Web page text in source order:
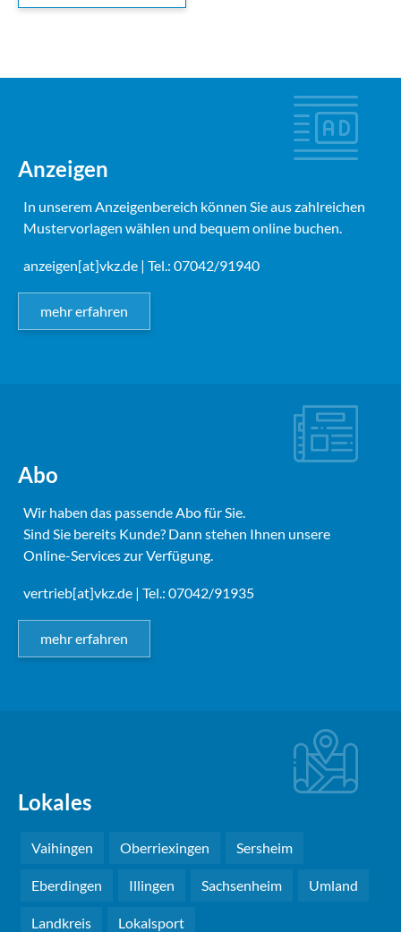
Anzeigen
In unserem Anzeigenbereich können Sie aus zahlreichen
Mustervorlagen wählen und bequem online buchen.
anzeigen[at]vkz.de | Tel.: 07042/91940
mehr erfahren
Abo
Wir haben das passende Abo für Sie.
Sind Sie bereits Kunde? Dann stehen Ihnen unsere
Online-Services zur Verfügung.
vertrieb[at]vkz.de | Tel.: 07042/91935
mehr erfahren
Lokales
Vaihingen Oberriexingen Sersheim
Eberdingen Illingen Sachsenheim Umland
Landkreis Lokalsport